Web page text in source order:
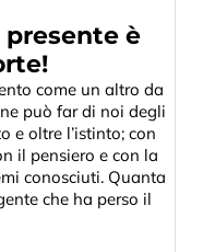
è
come un altro da
può far di noi degli
e oltre l’istinto; con
il pensiero e con la
conosciuti. Quanta
che ha perso il